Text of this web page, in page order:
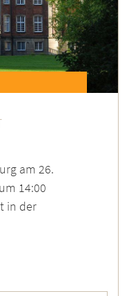
am 26.
14:00
in der